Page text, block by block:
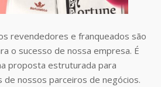
revendedores e franqueados são
o sucesso de nossa empresa. É
proposta estruturada para
de nossos parceiros de negócios.